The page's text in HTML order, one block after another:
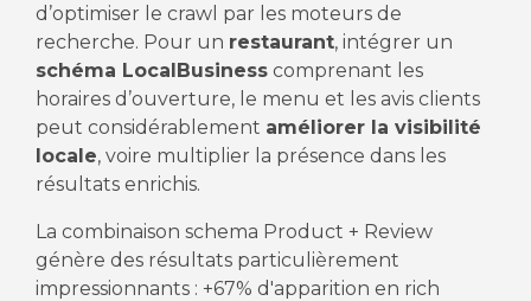
d’optimiser le crawl par les moteurs de
recherche. Pour un restaurant, intégrer un
schéma LocalBusinesscomprenant les
horaires d’ouverture, le menu et les avis clients
peut considérablement améliorer la visibilité
locale, voire multiplier la présence dans les
résultats enrichis.
La combinaison schema Product + Review
génère des résultats particulièrement
impressionnants : +67% d'apparition en rich